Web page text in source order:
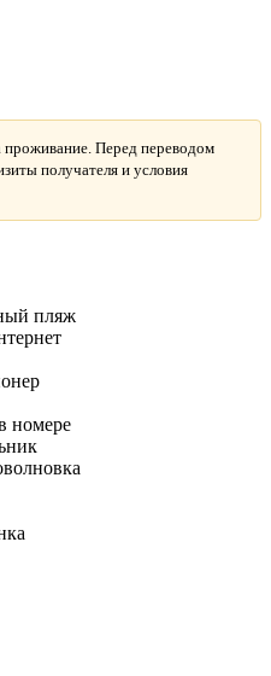
проживание. Перед переводом
получателя и условия
пляж
номере